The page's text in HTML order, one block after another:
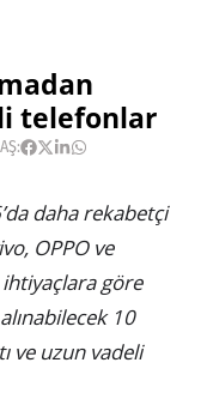
telefonlar
daha rekabetçi
OPPO ve
ihtiyaçlara göre
10
ve uzun vadeli